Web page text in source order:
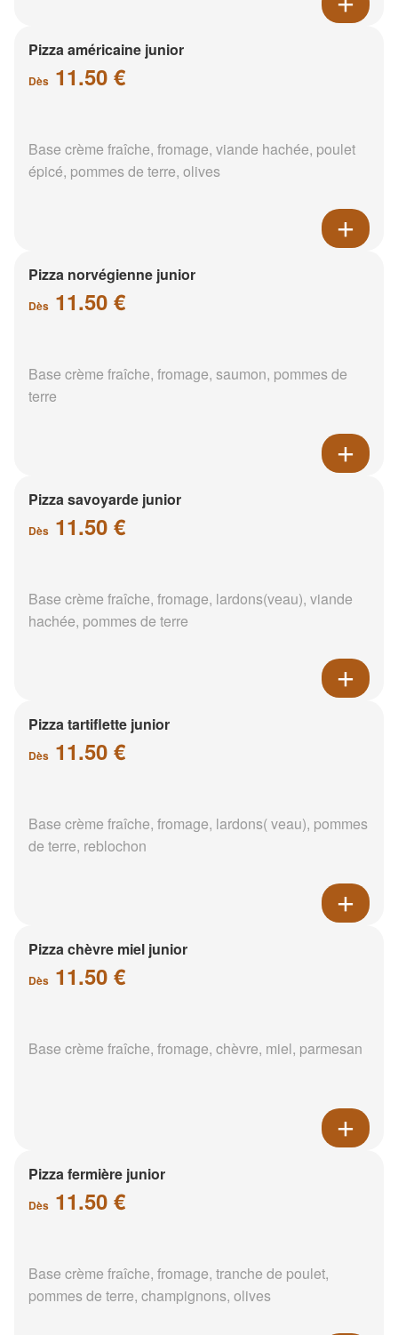
Pizza américaine junior
Dès 11.50 €
Base crème fraîche, fromage, viande hachée, poulet
épicé, pommes de terre, olives
Pizza norvégienne junior
Dès 11.50 €
Base crème fraîche, fromage, saumon, pommes de
terre
Pizza savoyarde junior
Dès 11.50 €
Base crème fraîche, fromage, lardons(veau), viande
hachée, pommes de terre
Pizza tartiflette junior
Dès 11.50 €
Base crème fraîche, fromage, lardons( veau), pommes
de terre, reblochon
Pizza chèvre miel junior
Dès 11.50 €
Base crème fraîche, fromage, chèvre, miel, parmesan
Pizza fermière junior
Dès 11.50 €
Base crème fraîche, fromage, tranche de poulet,
pommes de terre, champignons, olives